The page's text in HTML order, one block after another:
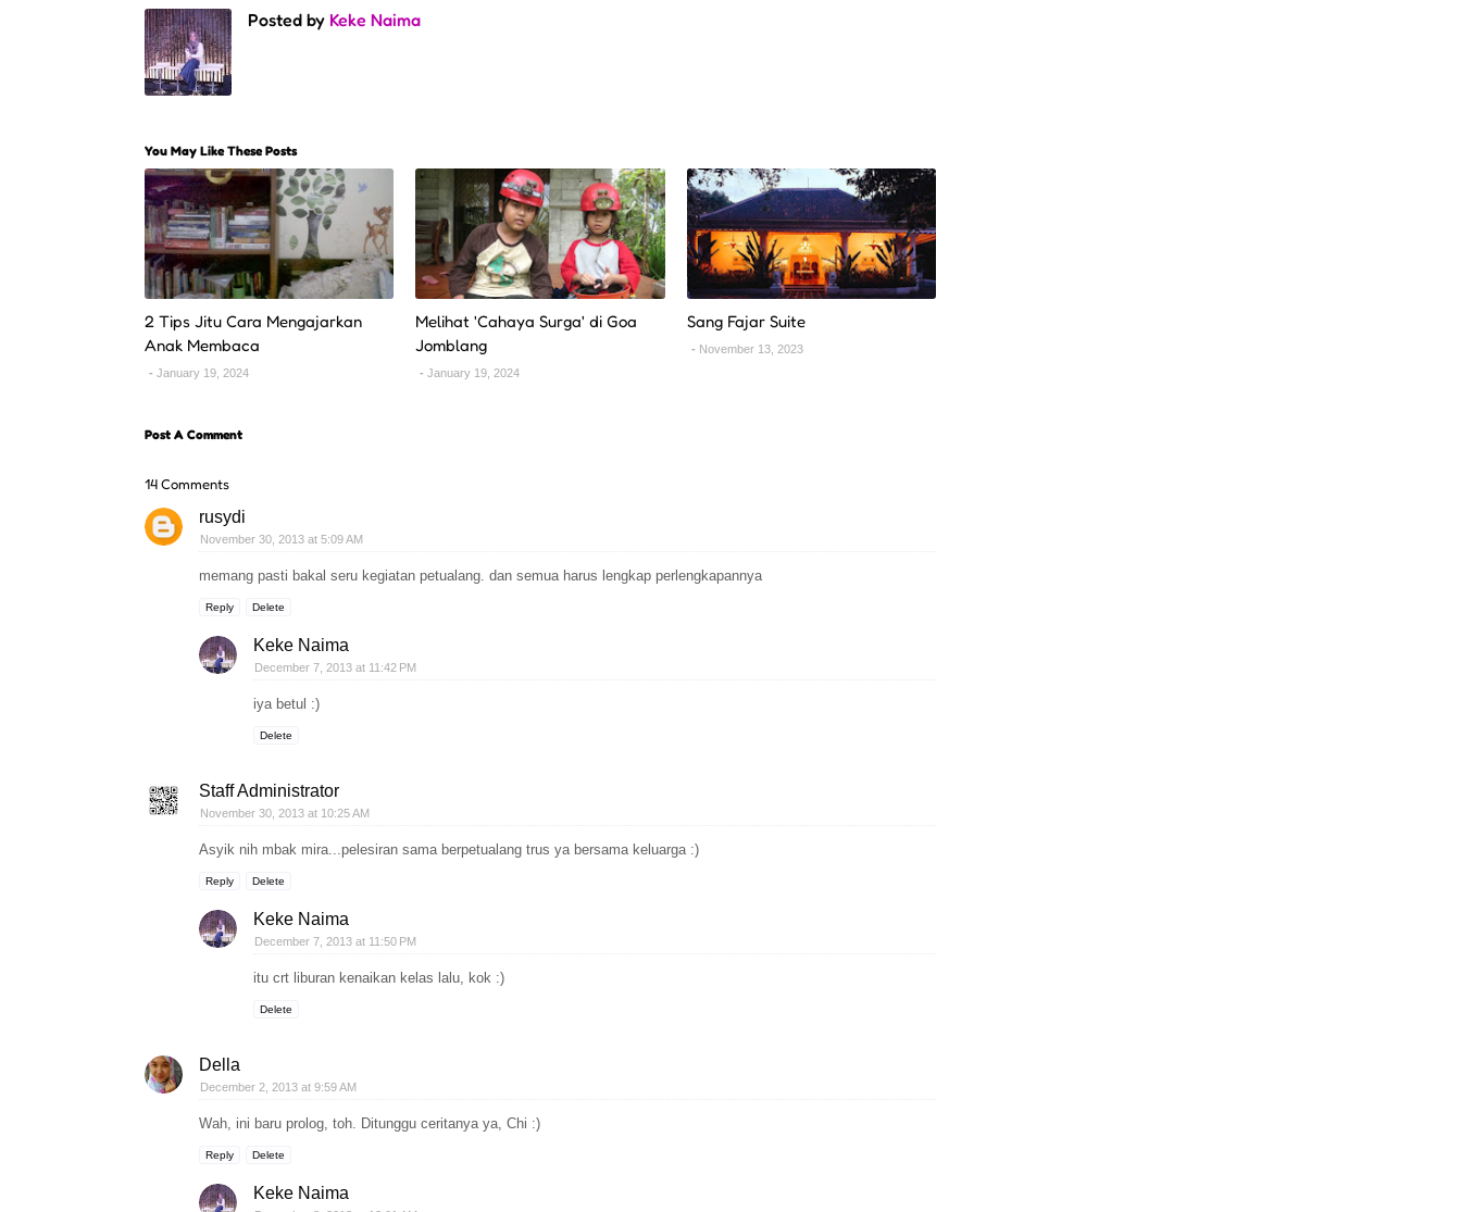
Posted by Keke Naima
You May Like These Posts
2 Tips Jitu Cara Mengajarkan
Anak Membaca
January 19, 2024
Melihat 'Cahaya Surga' di Goa
Jomblang
January 19, 2024
Sang Fajar Suite
November 13, 2023
Post A Comment
14 Comments
rusydi
November 30, 2013 at 5:09 AM
memang pasti bakal seru kegiatan petualang. dan semua harus lengkap perlengkapannya
Reply Delete
Keke Naima
December 7, 2013 at 11:42 PM
iya betul :)
Delete
Staff Administrator
November 30, 2013 at 10:25 AM
Asyik nih mbak mira...pelesiran sama berpetualang trus ya bersama keluarga :)
Reply Delete
Keke Naima
December 7, 2013 at 11:50 PM
itu crt liburan kenaikan kelas lalu, kok :)
Delete
Della
December 2, 2013 at 9:59 AM
Wah, ini baru prolog, toh. Ditunggu ceritanya ya, Chi :)
Reply Delete
Keke Naima